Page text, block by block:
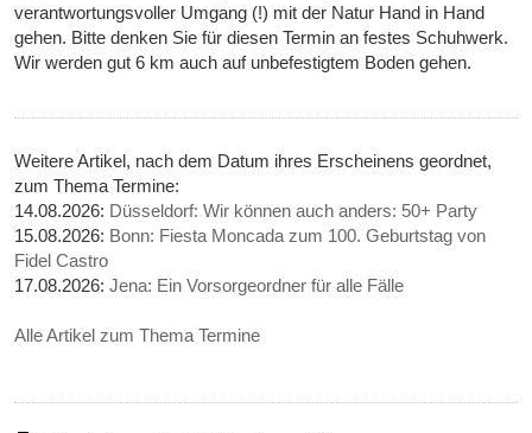
verantwortungsvoller Umgang (!) mit der Natur Hand in Hand
gehen. Bitte denken Sie für diesen Termin an festes Schuhwerk.
Wir werden gut 6 km auch auf unbefestigtem Boden gehen.
Weitere Artikel, nach dem Datum ihres Erscheinens geordnet,
zum Thema Termine:
14.08.2026: Düsseldorf: Wir können auch anders: 50+ Party
15.08.2026: Bonn: Fiesta Moncada zum 100. Geburtstag von
Fidel Castro
17.08.2026:Jena: Ein Vorsorgeordner für alle Fälle
Alle Artikel zum Thema Termine